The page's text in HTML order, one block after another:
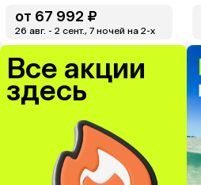
от 67 992 ₽
26 авг. - 2 сент., 7 ночей на 2-x
Все акции
здесь